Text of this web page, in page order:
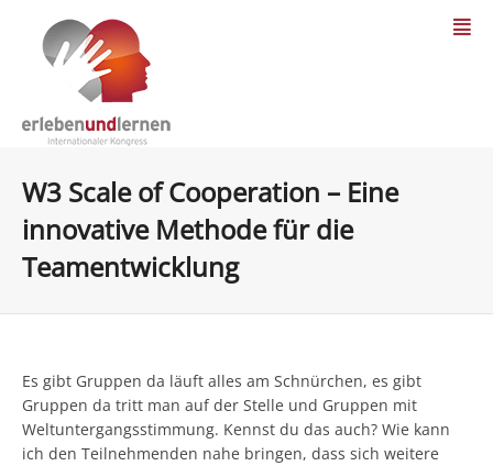
W3 Scale of Cooperation – Eine
innovative Methode für die
Teamentwicklung
Es gibt Gruppen da läuft alles am Schnürchen, es gibt
Gruppen da tritt man auf der Stelle und Gruppen mit
Weltuntergangsstimmung. Kennst du das auch? Wie kann
ich den Teilnehmenden nahe bringen, dass sich weitere